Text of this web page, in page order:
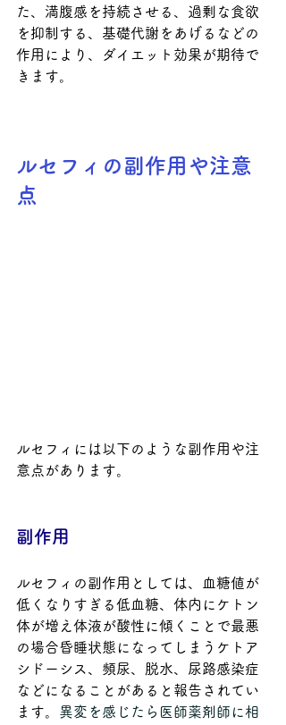
た、満腹感を持続させる、過剰な食欲
を抑制する、基礎代謝をあげるなどの
作用により、ダイエット効果が期待で
きます。
ルセフィの副作用や注意
点
ルセフィには以下のような副作用や注
意点があります。
副作用
ルセフィの副作用としては、血糖値が
低くなりすぎる低血糖、体内にケトン
体が増え体液が酸性に傾くことで最悪
の場合昏睡状態になってしまうケトア
シドーシス、頻尿、脱水、尿路感染症
などになることがあると報告されてい
ます。 異変を感じたら医師薬剤師に相